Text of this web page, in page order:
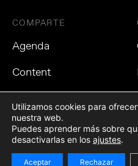
COMPARTE
Agenda
Content
Política de privacidad Política de
Utilizamos cookies para
nuestra web.
Puedes aprender más sobre
desactivarlas en los ajustes.
Aceptar Rechazar